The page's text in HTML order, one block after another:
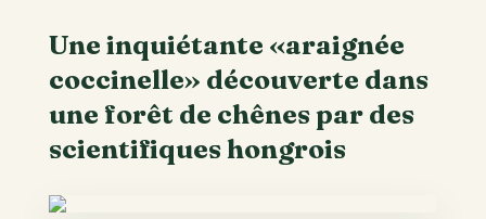
Une inquiétante «araignée
coccinelle» découverte dans
une forêt de chênes par des
scientifiques hongrois